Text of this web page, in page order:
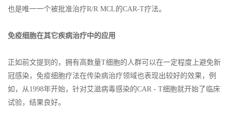
也是唯一一个被批准治疗R/R MCL的CAR-T疗法。
免疫细胞在其它疾病治疗中的应用
正如前文提到的，拥有高数量T细胞的人群可以在一定程度上避免新
冠感染，免疫细胞疗法在传染病治疗领域也表现出较好的效果，例
如，从1998年开始，针对艾滋病毒感染的CAR - T细胞就开始了临床
试验，结果良好。